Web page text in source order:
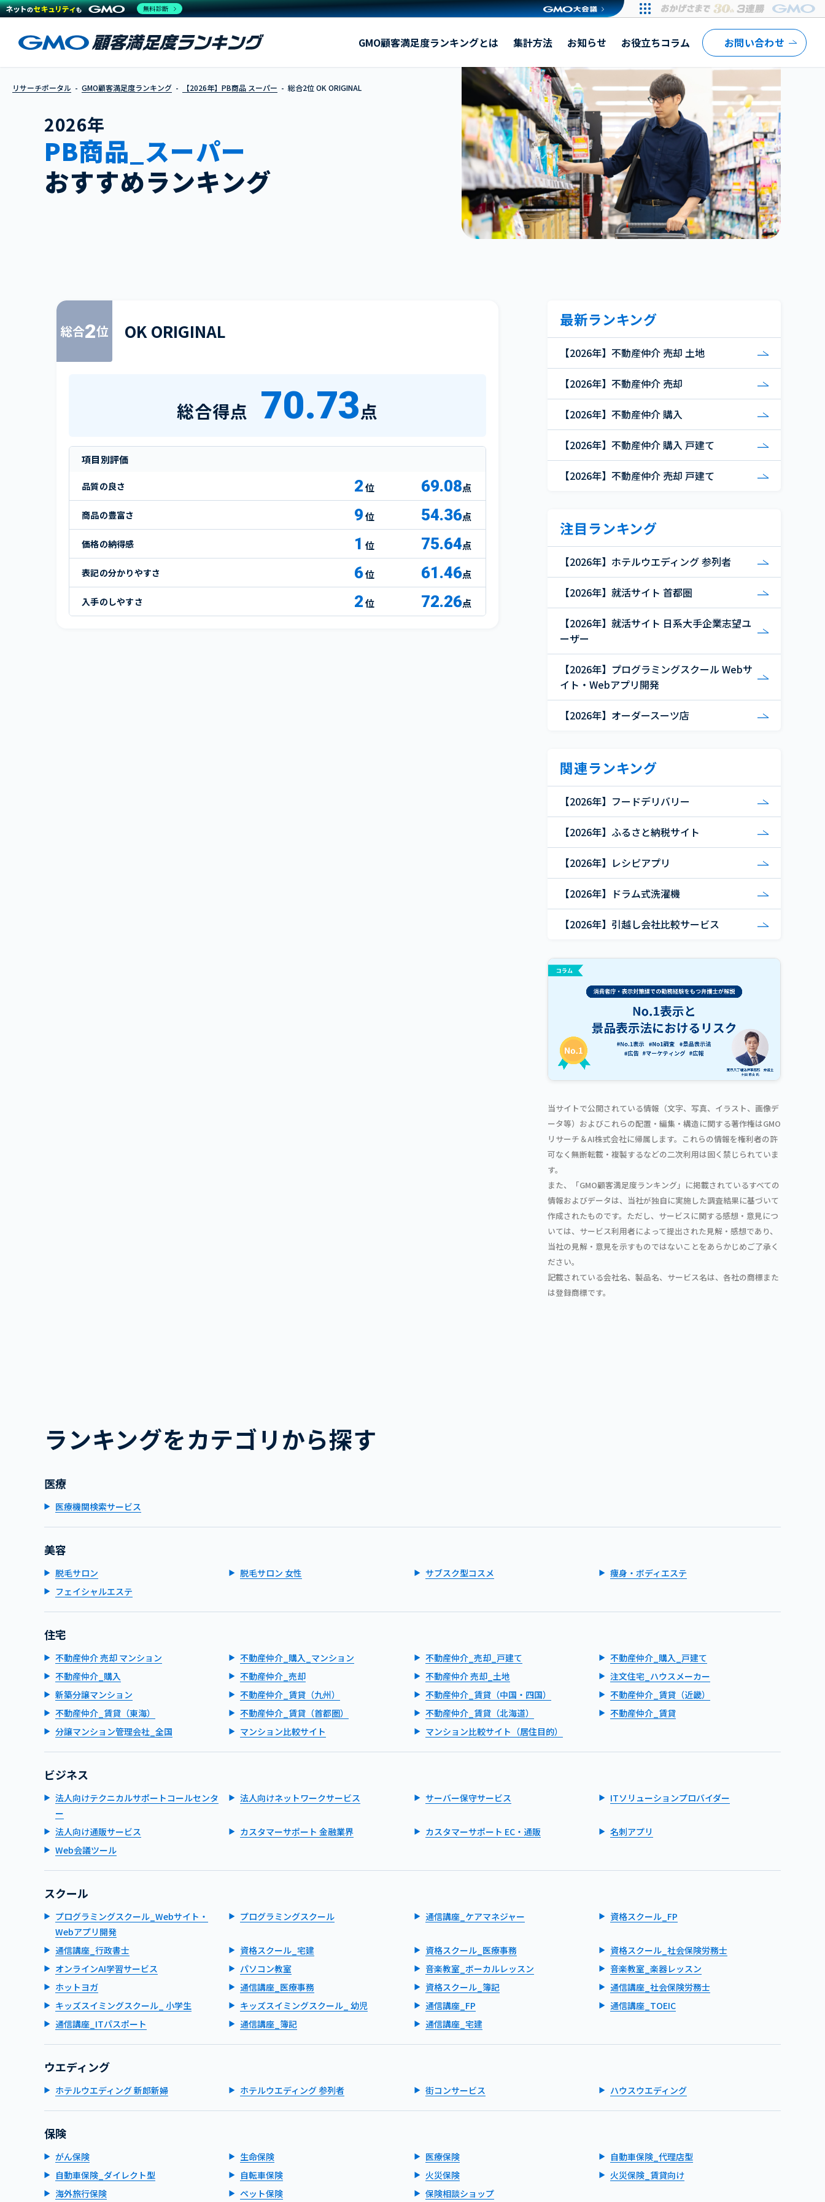
GMO顧客満足度ランキングとは 集計方法 お知らせ お役立ちコラム お問い合わせ
リサーチポータル GMO顧客満足度ランキング 【2026年】PB商品 スーパー 総合2位 OK ORIGINAL
2026年
PB商品_スーパー
おすすめランキング
総合2位 OK ORIGINAL
総合得点 70.73点
項目別評価
品質の良さ 2 69.08点
商品の豊富さ 9 54.36点
価格の納得感 1 75.64点
表記の分かりやすさ 6 61.46点
入手のしやすさ 2 72.26点
最新ランキング
【2026年】不動産仲介 売却 土地
【2026年】不動産仲介 売却
【2026年】不動産仲介 購入
【2026年】不動産仲介 購入 戸建て
【2026年】不動産仲介 売却 戸建て
注目ランキング
【2026年】ホテルウエディング 参列者
【2026年】就活サイト 首都圏
【2026年】就活サイト 日系大手企業志望ユ
ーザー
【2026年】プログラミングスクール Webサ
イト・Webアプリ開発
【2026年】オーダースーツ店
関連ランキング
【2026年】フードデリバリー
【2026年】ふるさと納税サイト
【2026年】レシピアプリ
【2026年】ドラム式洗濯機
【2026年】引越し会社比較サービス
当サイトで公開されている情報（文字、写真、イラスト、画像デ
ータ等）およびこれらの配置・編集・構造に関する著作権はGMO
リサーチ＆AI株式会社に帰属します。これらの情報を権利者の許
可なく無断転載・複製するなどの二次利用は固く禁じられていま
す。
また、「GMO顧客満足度ランキング」に掲載されているすべての
情報およびデータは、当社が独自に実施した調査結果に基づいて
作成されたものです。ただし、サービスに関する感想・意見につ
いては、サービス利用者によって提出された見解・感想であり、
当社の見解・意見を示すものではないことをあらかじめご了承く
ださい。
記載されている会社名、製品名、サービス名は、各社の商標また
は登録商標です。
ランキングをカテゴリから探す
医療
医療機関検索サービス
美容
脱毛サロン 脱毛サロン 女性 サブスク型コスメ
痩身・ボディエステ
フェイシャルエステ
住宅
不動産仲介 売却 マンション 不動産仲介_購入_マンション 不動産仲介_売却_戸建て
不動産仲介_購入_戸建て
不動産仲介_購入
不動産仲介_売却 不動産仲介 売却_土地
注文住宅_ハウスメーカー
新築分譲マンション
不動産仲介_賃貸（九州） 不動産仲介_賃貸（中国・四国）
不動産仲介_賃貸（近畿）
不動産仲介_賃貸（東海）
不動産仲介_賃貸（首都圏） 不動産仲介_賃貸（北海道）
不動産仲介_賃貸
分譲マンション管理会社_全国
マンション比較サイト マンション比較サイト（居住目的）
ビジネス
法人向けテクニカルサポートコールセンタ
ー
法人向けネットワークサービス サーバー保守サービス ITソリューションプロバイダー
法人向け通販サービス カスタマーサポート 金融業界 カスタマーサポート EC・通販
名刺アプリ
Web会議ツール
スクール
プログラミングスクール_Webサイト・
Webアプリ開発
プログラミングスクール 通信講座_ケアマネジャー 資格スクール_FP
通信講座_行政書士 資格スクール_宅建 資格スクール_医療事務
資格スクール_社会保険労務士
オンラインAI学習サービス
パソコン教室 音楽教室_ボーカルレッスン
音楽教室_楽器レッスン
ホットヨガ
通信講座_医療事務 資格スクール_簿記
通信講座_社会保険労務士
キッズスイミングスクール_ 小学生
キッズスイミングスクール_ 幼児 通信講座_FP
通信講座_TOEIC
通信講座_ITパスポート
通信講座_簿記 通信講座_宅建
ウエディング
ホテルウエディング 新郎新婦 ホテルウエディング 参列者 街コンサービス ハウスウエディング
保険
がん保険 生命保険 医療保険
自動車保険_代理店型
自動車保険_ダイレクト型
自転車保険 火災保険
火災保険_賃貸向け
海外旅行保険
ペット保険 保険相談ショップ
無料診断